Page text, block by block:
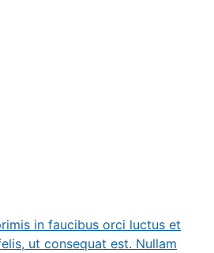
in faucibus orci luctus et
ut consequat est. Nullam